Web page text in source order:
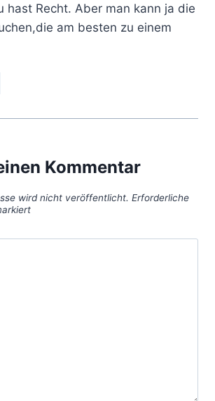
hast Recht. Aber man kann ja die
am besten zu einem
Kommentar
wird nicht veröffentlicht. Erforderliche